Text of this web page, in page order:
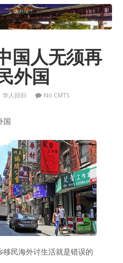
国人无须再
外国
华人回归 No CMTS
国
民海外讨生活就是错误的